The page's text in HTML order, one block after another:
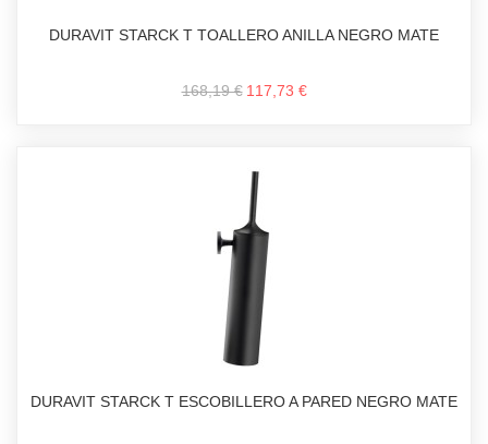
DURAVIT STARCK T TOALLERO ANILLA NEGRO MATE
168,19 € 117,73 €
DURAVIT STARCK T ESCOBILLERO A PARED NEGRO MATE